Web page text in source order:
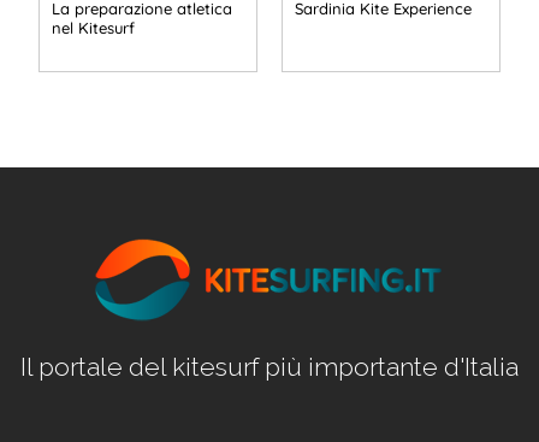
La preparazione atletica
nel Kitesurf
Sardinia Kite Experience
Il portale del kitesurf più importante d'Italia